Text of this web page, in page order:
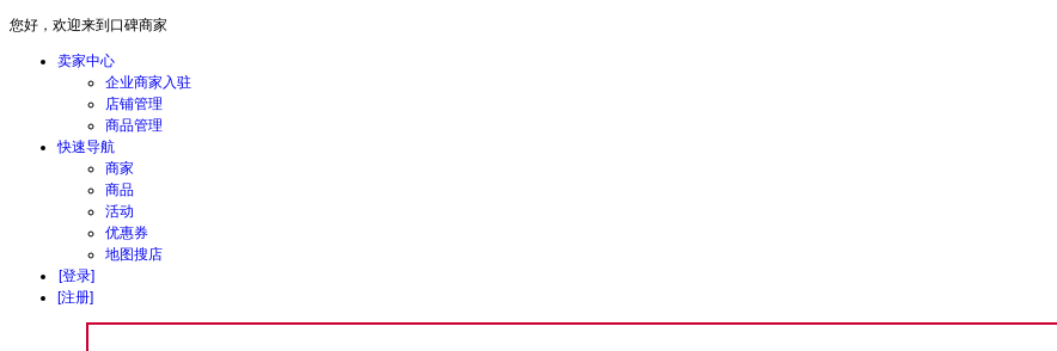
您好，欢迎来到口碑商家
卖家中心
企业商家入驻
店铺管理
商品管理
快速导航
商家
商品
活动
优惠券
地图搜店
[登录]
[注册]